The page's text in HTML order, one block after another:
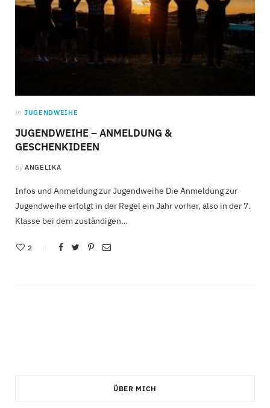
in JUGENDWEIHE
JUGENDWEIHE – ANMELDUNG &
GESCHENKIDEEN
by ANGELIKA
Infos und Anmeldung zur Jugendweihe Die Anmeldung zur
Jugendweihe erfolgt in der Regel ein Jahr vorher, also in der 7.
Klasse bei dem zuständigen…
2
ÜBER MICH